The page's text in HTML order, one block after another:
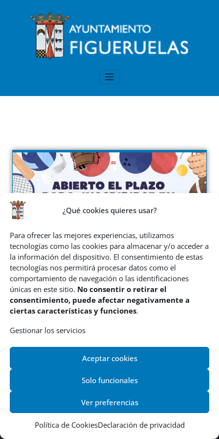
¿Qué cookies quieres usar?
Para ofrecer las mejores experiencias, utilizamos
tecnologías como las cookies para almacenar y/o acceder a
la información del dispositivo. El consentimiento de estas
tecnologías nos permitirá procesar datos como el
comportamiento de navegación o las identificaciones
únicas en este sitio. No consentir o retirar el
consentimiento, puede afectar negativamente a
ciertas características y funciones.
Gestionar los servicios
Aceptar cookies
Solo funcionales
Ver preferencias
Política de CookiesDeclaración de privacidad
Inscripciones Figueruelas
Inscríbete a las actividades de Figueruelas
Diseñado porEstudio Digital Mcclic